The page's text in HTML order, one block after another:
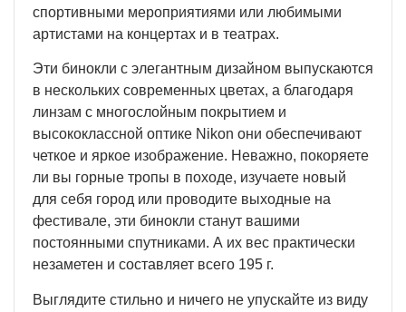
спортивными мероприятиями или любимыми
артистами на концертах и в театрах.
Эти бинокли с элегантным дизайном выпускаются
в нескольких современных цветах, а благодаря
линзам с многослойным покрытием и
высококлассной оптике Nikon они обеспечивают
четкое и яркое изображение. Неважно, покоряете
ли вы горные тропы в походе, изучаете новый
для себя город или проводите выходные на
фестивале, эти бинокли станут вашими
постоянными спутниками. А их вес практически
незаметен и составляет всего 195 г.
Выглядите стильно и ничего не упускайте из виду